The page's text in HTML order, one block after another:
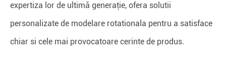
expertiza lor de ultimă generaţie, ofera solutii
personalizate de modelare rotationala pentru a satisface
chiar si cele mai provocatoare cerinte de produs.